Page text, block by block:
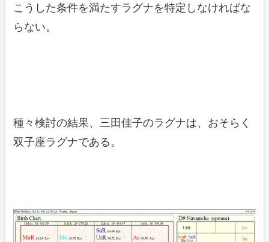
こうした条件を満たすラグナを特定しなければな
らない。
種々検討の結果、三田佳子のラグナは、おそらく
双子座ラグナである。